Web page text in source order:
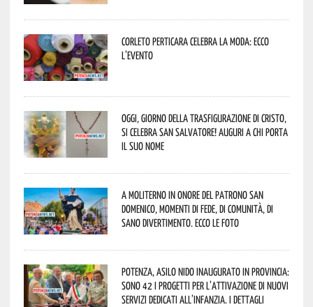
Corleto Perticara celebra la moda: ecco
l’evento
Oggi, giorno della Trasfigurazione di Cristo,
si celebra San Salvatore! Auguri a chi porta
il suo nome
A Moliterno in onore del Patrono San
Domenico, momenti di fede, di comunità, di
sano divertimento. Ecco le foto
Potenza, asilo nido inaugurato in provincia:
sono 42 i progetti per l’attivazione di nuovi
servizi dedicati all’infanzia. I dettagli